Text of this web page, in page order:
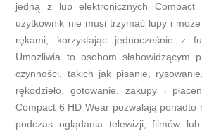
jedną z lup elektronicznych
użytkownik nie musi trzymać lupy i
rękami, korzystając jednocześnie z
Umożliwia to osobom słabowidzącym
czynności, takich jak pisanie,
rękodzieło, gotowanie, zakupy i
Compact 6 HD Wear pozwalają ponadto
podczas oglądania telewizji, filmów